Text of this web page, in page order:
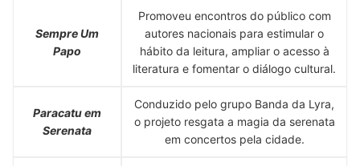
Sempre Um
Papo
Promoveu encontros do público com
autores nacionais para estimular o
hábito da leitura, ampliar o acesso à
literatura e fomentar o diálogo cultural.
Paracatu em
Serenata
Conduzido pelo grupo Banda da Lyra,
o projeto resgata a magia da serenata
em concertos pela cidade.